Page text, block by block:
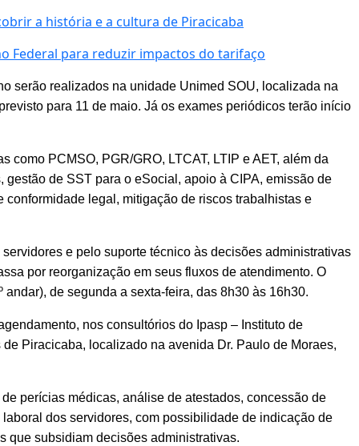
a história e a cultura de Piracicaba
Federal para reduzir impactos do tarifaço
serão realizados na unidade Unimed SOU, localizada na
para 11 de maio. Já os exames periódicos terão início
como PCMSO, PGR/GRO, LTCAT, LTIP e AET, além da
de SST para o eSocial, apoio à CIPA, emissão de
legal, mitigação de riscos trabalhistas e
e pelo suporte técnico às decisões administrativas
por reorganização em seus fluxos de atendimento. O
de segunda a sexta-feira, das 8h30 às 16h30.
nos consultórios do Ipasp – Instituto de
Piracicaba, localizado na avenida Dr. Paulo de Moraes,
perícias médicas, análise de atestados, concessão de
dos servidores, com possibilidade de indicação de
que subsidiam decisões administrativas.